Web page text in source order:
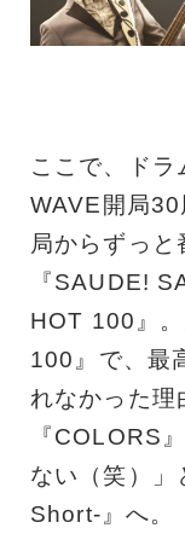
ここで、ド
WAVE開局
局からずっと
『SAUDE!
HOT 100』
100』で、最
れなかった理
『COLORS
ない（笑）」
Short-』へ。